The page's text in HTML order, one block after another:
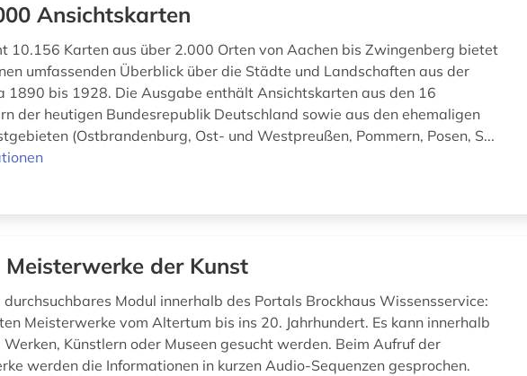
Ansichtskarten
10.156 Karten aus über 2.000 Orten von Aachen bis Zwingenberg bietet
umfassenden Überblick über die Städte und Landschaften aus der
1890 bis 1928. Die Ausgabe enthält Ansichtskarten aus den 16
der heutigen Bundesrepublik Deutschland sowie aus den ehemaligen
(Ostbrandenburg, Ost- und Westpreußen, Pommern, Posen, S...
Meisterwerke der Kunst
Modul innerhalb des Portals Brockhaus Wissensservice:
Meisterwerke vom Altertum bis ins 20. Jahrhundert. Es kann innerhalb
Werken, Künstlern oder Museen gesucht werden. Beim Aufruf der
werden die Informationen in kurzen Audio-Sequenzen gesprochen.